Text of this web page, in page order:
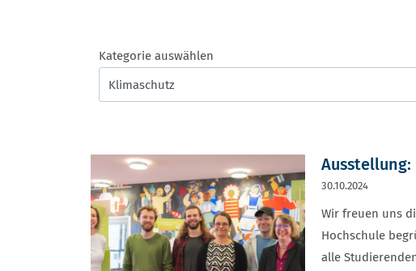
Kategorie auswählen
Klimaschutz
Ausstellung:
30.10.2024
Wir freuen uns
Hochschule
alle